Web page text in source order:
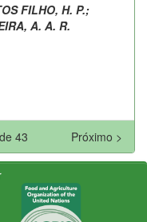
FILHO, H. P.;
A. A. R.
43 Próximo >